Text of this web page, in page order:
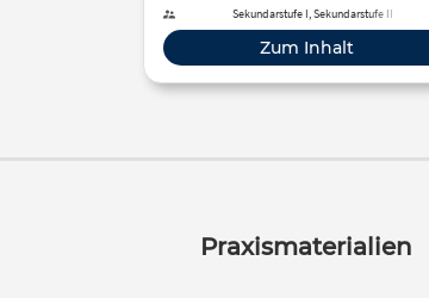
Erfindung in der Renaissance bis zur
Gegenwart.
Sekundarstufe I, Sekundarstufe II
Zum Inhalt
Praxismaterialien